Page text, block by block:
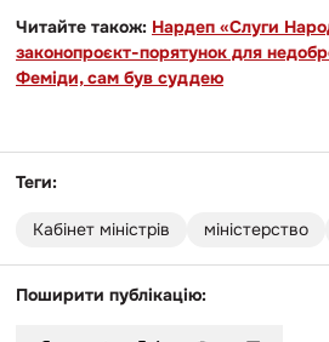
Читайте також: Нардеп «Слуги
законопроєкт-порятунок для
Феміди, сам був суддею
Теги:
Кабінет міністрів міністерство
Поширити публікацію: